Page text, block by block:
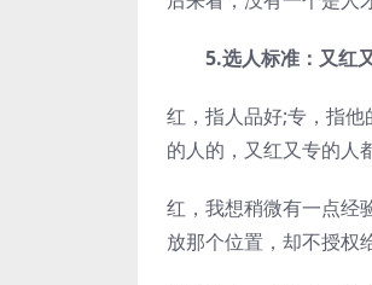
5.选人标准：又红
红，指人品好;专，指
的人的，又红又专的人
红，我想稍微有一点经
放那个位置，却不授权